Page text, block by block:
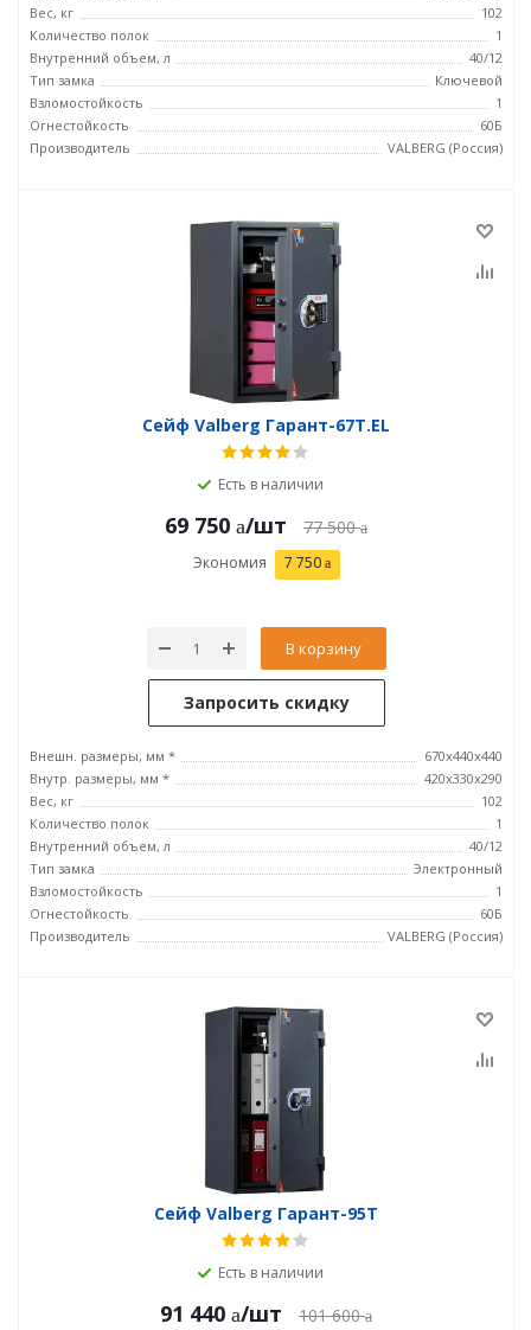
Вес, кг
102
Количество полок
1
Внутренний объем, л
40/12
Тип замка
Ключевой
Взломостойкость
1
Огнестойкость
60Б
Производитель
VALBERG (Россия)
Сейф Valberg Гарант-67T.EL
Есть в наличии
69 750 /шт 77 500
Экономия 7 750
В корзину
Запросить скидку
Внешн. размеры, мм *
670x440x440
Внутр. размеры, мм *
420х330х290
Вес, кг
102
Количество полок
1
Внутренний объем, л
40/12
Тип замка
Электронный
Взломостойкость
1
Огнестойкость
60Б
Производитель
VALBERG (Россия)
Сейф Valberg Гарант-95T
Есть в наличии
91 440 /шт 101 600